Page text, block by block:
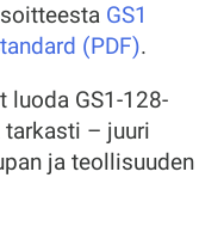
GS1
(PDF).
luoda GS1-128-
– juuri
ja teollisuuden